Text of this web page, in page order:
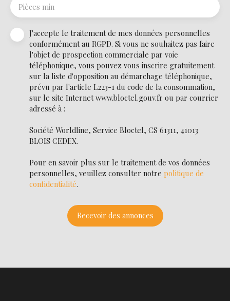
Pièces min
J'accepte le traitement de mes données personnelles
conformément au RGPD. Si vous ne souhaitez pas faire
l'objet de prospection commerciale par voie
téléphonique, vous pouvez vous inscrire gratuitement
sur la liste d'opposition au démarchage téléphonique,
prévu par l'article L223-1 du code de la consommation,
sur le site Internet www.bloctel.gouv.fr ou par courrier
adressé à :
Société Worldline, Service Bloctel, CS 61311, 41013
BLOIS CEDEX.
Pour en savoir plus sur le traitement de vos données
personnelles, veuillez consulter notre politique de
confidentialité.
Recevoir des annonces